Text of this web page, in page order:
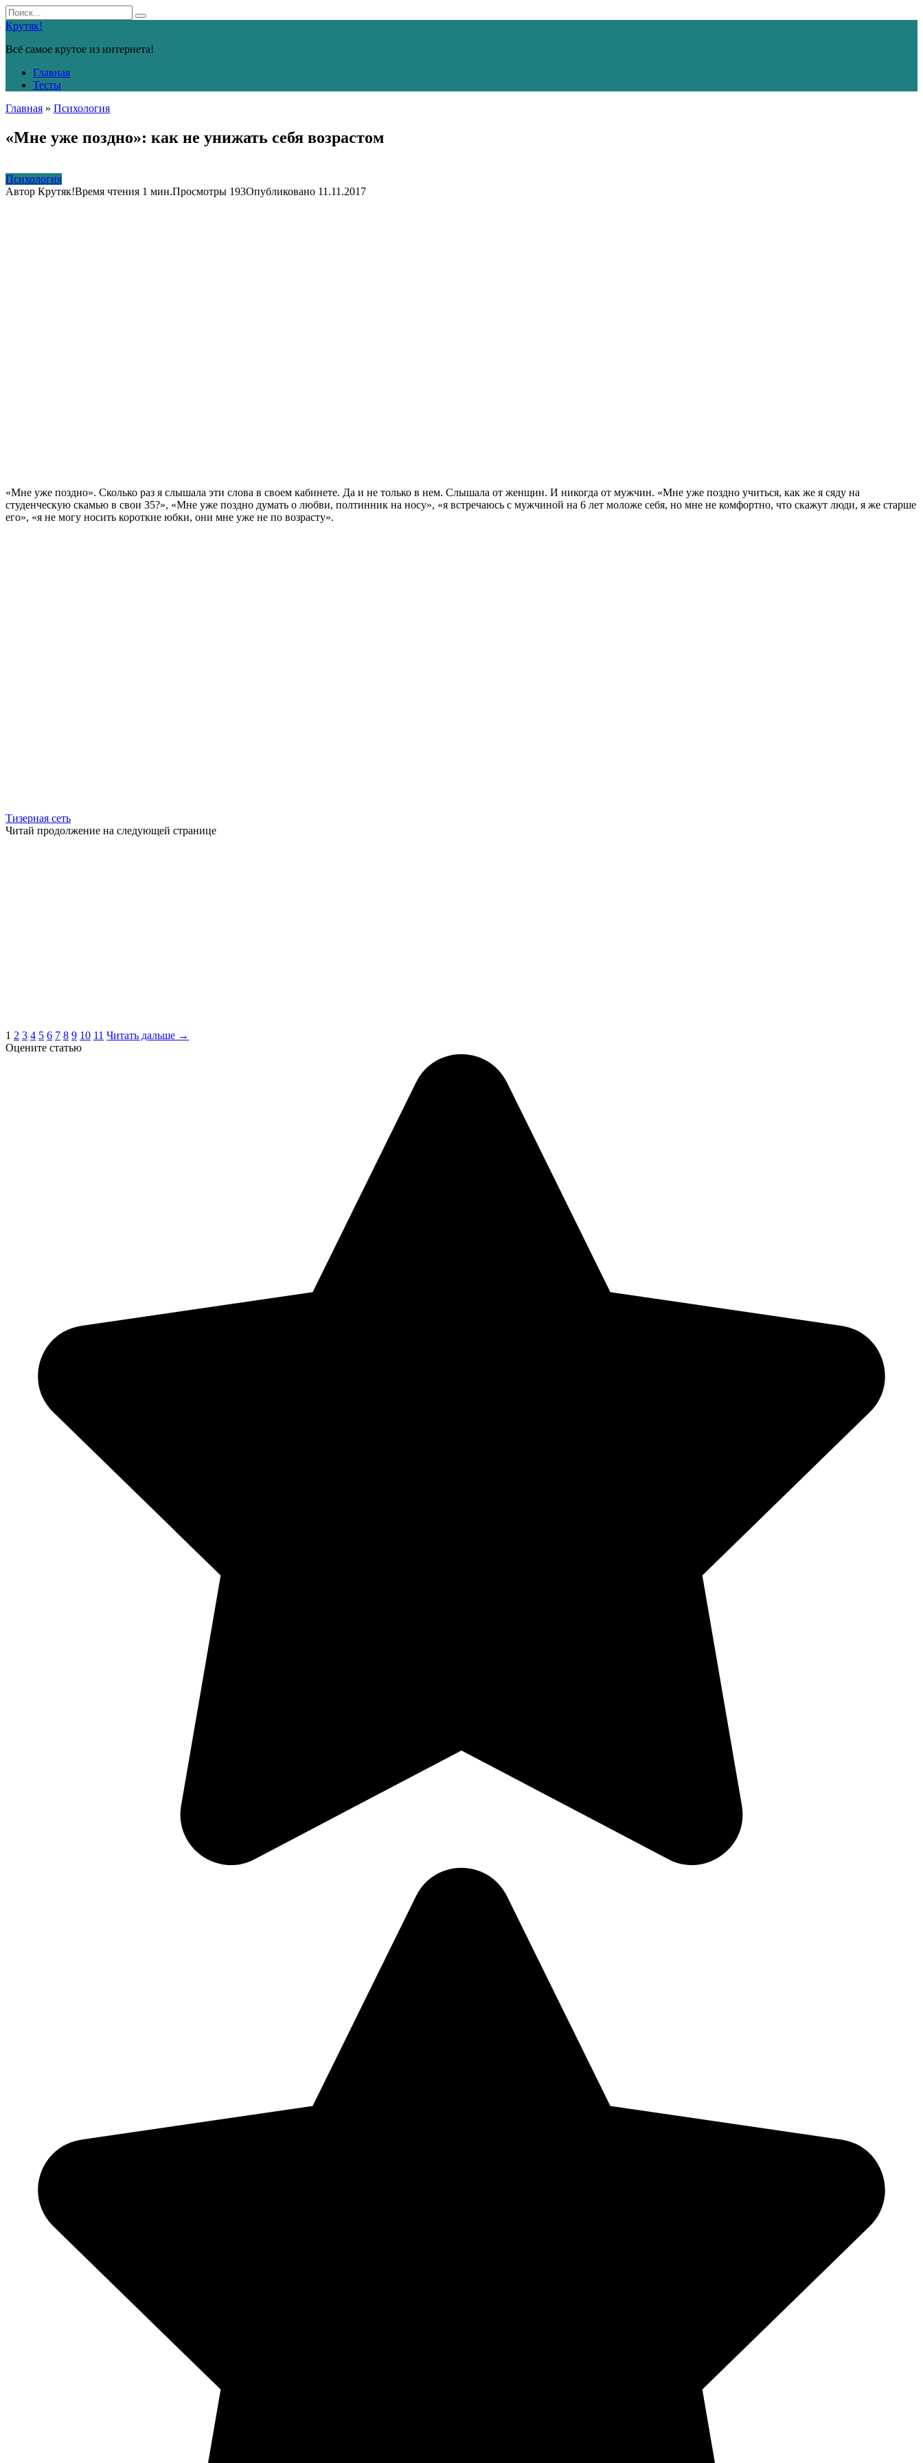
Перейти
к
контенту
Search
for:
Крутяк!
Всё самое крутое из интернета!
Главная
Тесты
Главная » Психология
«Мне уже поздно»: как не унижать себя возрастом
Психология
Автор Крутяк!Время чтения 1 мин.Просмотры 193Опубликовано 11.11.2017
«Мне уже поздно». Сколько раз я слышала эти слова в своем кабинете. Да и не только в нем. Слышала от женщин. И никогда от мужчин. «Мне уже поздно учиться, как же я сяду на
студенческую скамью в свои 35?», «Мне уже поздно думать о любви, полтинник на носу», «я встречаюсь с мужчиной на 6 лет моложе себя, но мне не комфортно, что скажут люди, я же старше
его», «я не могу носить короткие юбки, они мне уже не по возрасту».
Тизерная сеть
Читай продолжение на следующей странице
1 2 3 4 5 6 7 8 9 10 11 Читать дальше →
Оцените статью